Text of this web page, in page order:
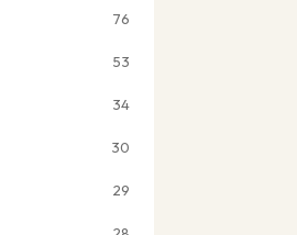
76
53
34
30
29